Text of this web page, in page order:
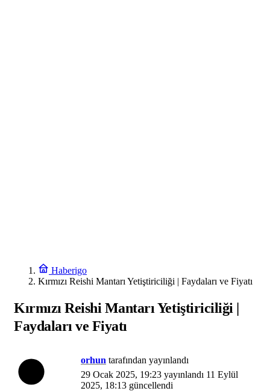
Haberigo
Kırmızı Reishi Mantarı Yetiştiriciliği | Faydaları ve Fiyatı
Kırmızı Reishi Mantarı Yetiştiriciliği |
Faydaları ve Fiyatı
orhun tarafından yayınlandı
29 Ocak 2025, 19:23 yayınlandı 11 Eylül
2025, 18:13 güncellendi